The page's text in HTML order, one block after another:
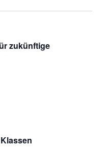
zukünftige